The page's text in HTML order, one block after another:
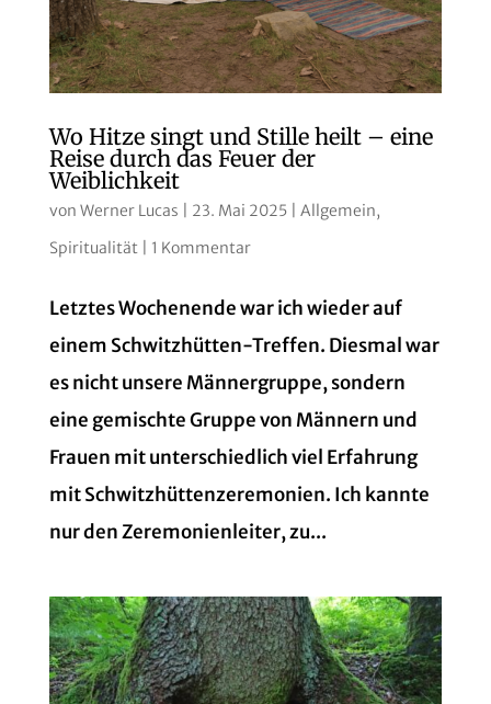
Wo Hitze singt und Stille heilt – eine
Reise durch das Feuer der
Weiblichkeit
von Werner Lucas 23. Mai 2025| Allgemein,
Spiritualität| 1 Kommentar
Letztes Wochenende war ich wieder auf
einem Schwitzhütten-Treffen. Diesmal war
es nicht unsere Männergruppe, sondern
eine gemischte Gruppe von Männern und
Frauen mit unterschiedlich viel Erfahrung
mit Schwitzhüttenzeremonien. Ich kannte
nur den Zeremonienleiter, zu...